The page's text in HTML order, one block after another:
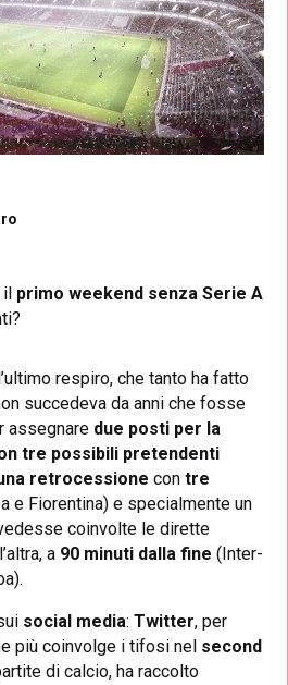
primo weekend senza Serie A
respiro, che tanto ha fatto
succedeva da anni che fosse
assegnare due posti per la
tre possibili pretendenti
retrocessione contre
e Fiorentina) e specialmente un
coinvolte le dirette
a 90 minuti dalla fine (Inter-
social media:Twitter, per
più coinvolge i tifosi nel second
di calcio, ha raccolto